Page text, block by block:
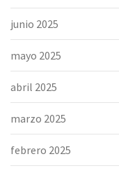
junio 2025
mayo 2025
abril 2025
marzo 2025
febrero 2025